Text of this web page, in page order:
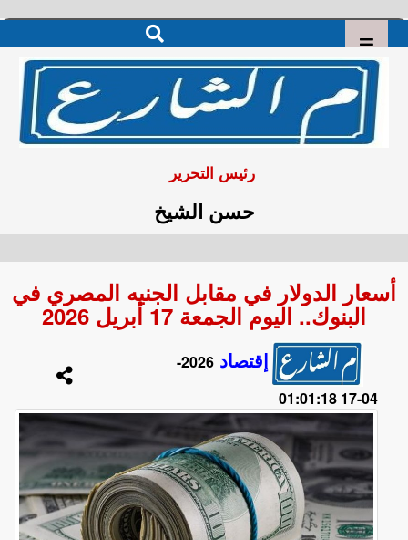
رئيس التحرير
حسن الشيخ
أسعار الدولار في مقابل الجنيه المصري في
البنوك.. اليوم الجمعة 17 أبريل 2026
إقتصاد
2026-
04-17 01:01:18